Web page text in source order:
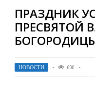
ПРАЗДНИК
ПРЕСВЯТОЙ
НОВОСТИ 600